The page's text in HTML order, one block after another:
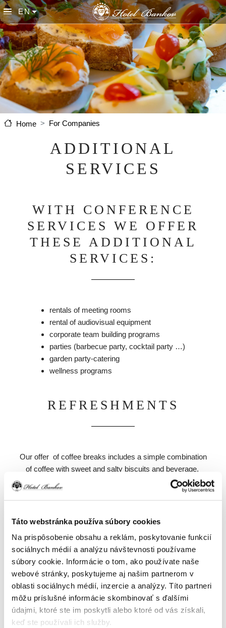
Táto webstránka používa súbory cookies
Na prispôsobenie obsahu a reklám, poskytovanie funkcií
sociálnych médií a analýzu návštevnosti používame
súbory cookie. Informácie o tom, ako používate naše
webové stránky, poskytujeme aj našim partnerom v
oblasti sociálnych médií, inzercie a analýzy. Títo partneri
môžu príslušné informácie skombinovať s ďalšími
údajmi, ktoré ste im poskytli alebo ktoré od vás získali,
keď ste používali ich služby.
Skip to main content
EN List additional actions
Home For Companies
ADDITIONAL
SERVICES
WITH CONFERENCE
SERVICES WE OFFER
THESE ADDITIONAL
SERVICES:
rentals of meeting rooms
rental of audiovisual equipment
corporate team building programs
parties (barbecue party, cocktail party …)
garden party-catering
wellness programs
REFRESHMENTS
Our offer of coffee breaks includes a simple combination
of coffee with sweet and salty biscuits and beverage.
Coffee Break Multi
All in Coffee Break
THREE KINDS OF HOT AND COLD BUFFETS:
Bufet Soft
Bufet Multi